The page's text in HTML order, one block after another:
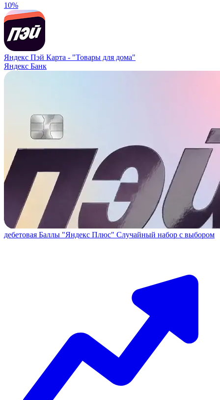
10%
Яндекс Пэй Карта - "Товары для дома"
Яндекс Банк
дебетовая Баллы "Яндекс Плюс" Случайный набор с выбором